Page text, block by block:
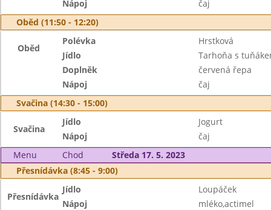
Nápoj
čaj
Oběd (11:50 - 12:20)
Oběd
Polévka
Hrstková
Jídlo
Tarhoňa s
Doplněk
červená řepa
Nápoj
čaj
Svačina (14:30 - 15:00)
Svačina
Jídlo
Jogurt
Nápoj
čaj
Menu
Chod
Středa 17. 5. 2023
Přesnídávka (8:45 - 9:00)
Přesnídávka
Jídlo
Loupáček
Nápoj
mléko,actimel